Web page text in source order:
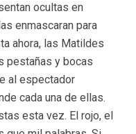
ocultas en
enmascaran para
ahora, las Matildes
pestañas y bocas
al espectador
cada una de ellas.
esta vez. El rojo, el